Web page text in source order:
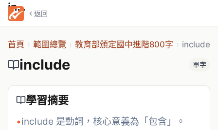
返回
include
首頁 › 範圍總覽 › 教育部頒定國中進階800字 › include
include 單字
學習摘要
•include 是動詞，核心意義為「包含」。